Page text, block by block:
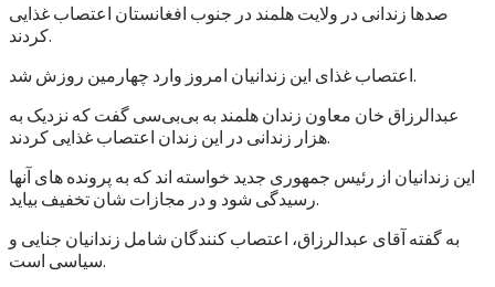
صدها زندانی در ولایت هلمند در جنوب افغانستان اعتصاب غذایی
کردند.
اعتصاب غذای این زندانیان امروز وارد چهارمین روزش شد.
عبدالرزاق خان معاون زندان هلمند به بی‌بی‌سی گفت که نزدیک به
هزار زندانی در این زندان اعتصاب غذایی کردند.
این زندانیان از رئیس جمهوری جدید خواسته اند که به پرونده های آنها
رسیدگی شود و در مجازات شان تخفیف بیاید.
به گفته آقای عبدالرزاق، اعتصاب کنندگان شامل زندانیان جنایی و
سیاسی است.